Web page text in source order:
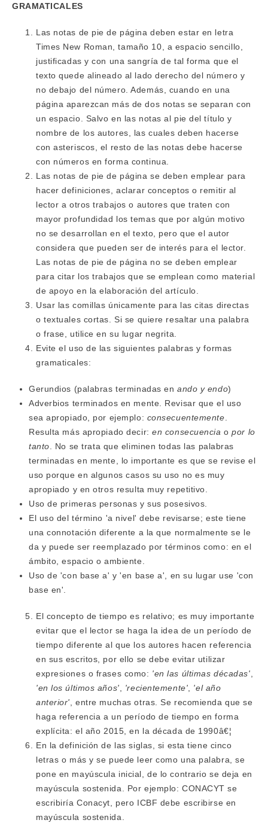
GRAMATICALES
Las notas de pie de página deben estar en letra
Times New Roman, tamaño 10, a espacio sencillo,
justificadas y con una sangría de tal forma que el
texto quede alineado al lado derecho del número y
no debajo del número. Además, cuando en una
página aparezcan más de dos notas se separan con
un espacio. Salvo en las notas al pie del título y
nombre de los autores, las cuales deben hacerse
con asteriscos, el resto de las notas debe hacerse
con números en forma continua.
Las notas de pie de página se deben emplear para
hacer definiciones, aclarar conceptos o remitir al
lector a otros trabajos o autores que traten con
mayor profundidad los temas que por algún motivo
no se desarrollan en el texto, pero que el autor
considera que pueden ser de interés para el lector.
Las notas de pie de página no se deben emplear
para citar los trabajos que se emplean como material
de apoyo en la elaboración del artículo.
Usar las comillas únicamente para las citas directas
o textuales cortas. Si se quiere resaltar una palabra
o frase, utilice en su lugar negrita.
Evite el uso de las siguientes palabras y formas
gramaticales:
Gerundios (palabras terminadas enando y endo)
Adverbios terminados en mente. Revisar que el uso
sea apropiado, por ejemplo: consecuentemente.
Resulta más apropiado decir:en consecuencia opor lo
tanto. No se trata que eliminen todas las palabras
terminadas en mente, lo importante es que se revise el
uso porque en algunos casos su uso no es muy
apropiado y en otros resulta muy repetitivo.
Uso de primeras personas y sus posesivos.
El uso del término 'a nivel' debe revisarse; este tiene
una connotación diferente a la que normalmente se le
da y puede ser reemplazado por términos como: en el
ámbito, espacio o ambiente.
Uso de 'con base a' y 'en base a', en su lugar use 'con
base en'.
El concepto de tiempo es relativo; es muy importante
evitar que el lector se haga la idea de un período de
tiempo diferente al que los autores hacen referencia
en sus escritos, por ello se debe evitar utilizar
expresiones o frases como: 'en las últimas décadas',
'en los últimos años', 'recientemente', 'el año
anterior', entre muchas otras. Se recomienda que se
haga referencia a un período de tiempo en forma
explícita: el año 2015, en la década de 1990â€¦
En la definición de las siglas, si esta tiene cinco
letras o más y se puede leer como una palabra, se
pone en mayúscula inicial, de lo contrario se deja en
mayúscula sostenida. Por ejemplo: CONACYT se
escribiría Conacyt, pero ICBF debe escribirse en
mayúscula sostenida.